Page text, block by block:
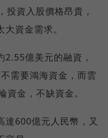
投資入股價格昂貴，
資金需求。
億美元的融資，
需要鴻海資金，而雲
資金，不缺資金。
達600億元人民幣，又